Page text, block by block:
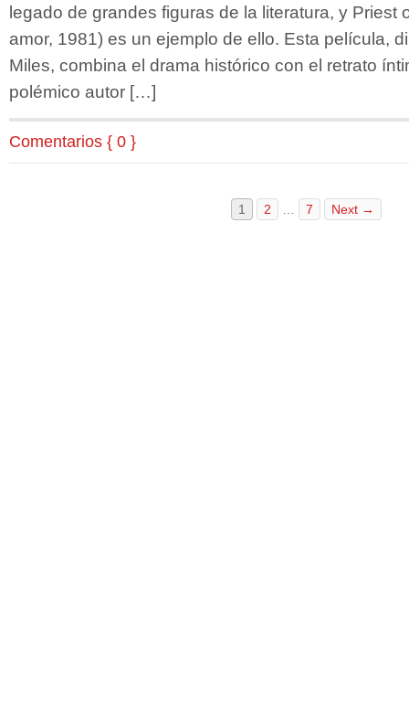
legado de grandes figuras de la literatura, y Priest
amor, 1981) es un ejemplo de ello. Esta película,
Miles, combina el drama histórico con el retrato
polémico autor […]
Comentarios { 0 }
1 2 7 Next →